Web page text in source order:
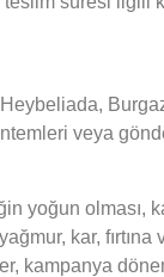
veya
yoğun olması,
kar,
kampanya